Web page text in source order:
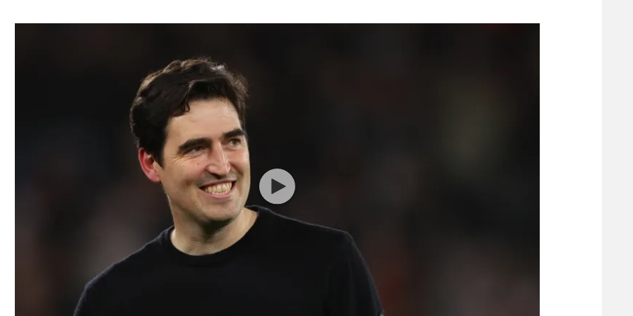
הפועל תל אביב
ליגה סינית
ליגות נוספות